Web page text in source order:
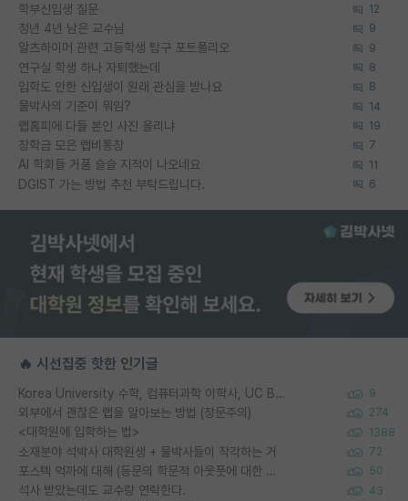
학부신입생 질문 12
정년 4년 남은 교수님 9
알츠하이머 관련 고등학생 탐구 포트폴리오 9
연구실 학생 하나 자퇴했는데 8
입학도 안한 신입생이 원래 관심을 받나요 8
물박사의 기준이 뭐임? 14
랩홈피에 다들 본인 사진 올리냐 19
장학금 모은 랩비통장 7
AI 학회들 거품 슬슬 지적이 나오네요 11
DGIST 가는 방법 추천 부탁드립니다. 6
🔥 시선집중 핫한 인기글
Korea University 수학, 컴퓨터과학 이학사, UC Berkeley 산업공학 대학원 공학박사가 되는 것은 쉽지 않겠죠? 9
외부에서 괜찮은 랩을 알아보는 방법 (장문주의) 274
<대학원에 입학하는 법> 1388
소재분야 석박사 대학원생 + 물박사들이 착각하는 거 72
포스텍 억까에 대해 (동문의 학문적 아웃풋에 대한 반박) 50
석사 받았는데도 교수랑 연락한다. 43